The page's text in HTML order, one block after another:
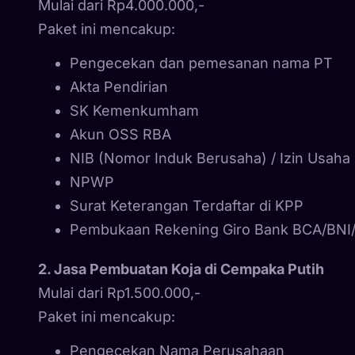
Mulai dari Rp4.000.000,-
Paket ini mencakup:
Pengecekan dan pemesanan nama PT
Akta Pendirian
SK Kemenkumham
Akun OSS RBA
NIB (Nomor Induk Berusaha) / Izin Usaha
NPWP
Surat Keterangan Terdaftar di KPP
Pembukaan Rekening Giro Bank BCA/
2. Jasa Pembuatan Koja di Cempaka Putih
Mulai dari Rp1.500.000,-
Paket ini mencakup:
Pengecekan Nama Perusahaan